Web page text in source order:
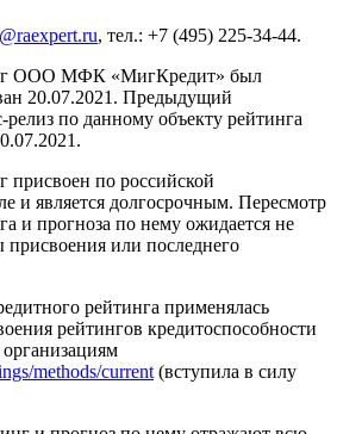
, тел.: +7 (495) 225-34-44.
ООО МФК «МигКредит» был
20.07.2021. Предыдущий
по данному объекту рейтинга
присвоен по российской
и является долгосрочным. Пересмотр
и прогноза по нему ожидается не
присвоения или последнего
рейтинга применялась
рейтингов кредитоспособности
methods/current (вступила в силу